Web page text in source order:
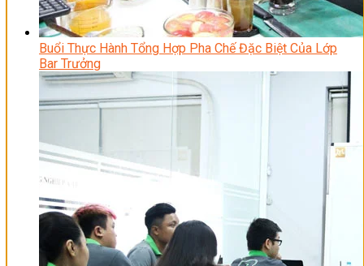
Buổi Thực Hành Tổng Hợp Pha Chế Đặc Biệt Của Lớp
Bar Trưởng